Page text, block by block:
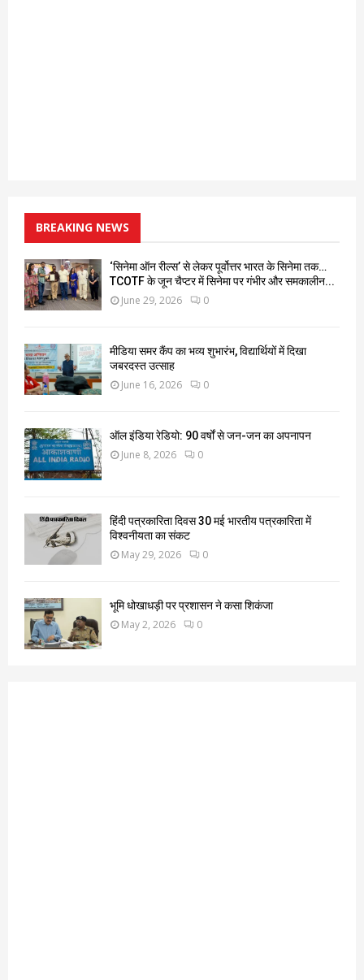
BREAKING NEWS
‘सिनेमा ऑन रील्स’ से लेकर पूर्वोत्तर भारत के सिनेमा तक…
TCOTF के जून चैप्टर में सिनेमा पर गंभीर और समकालीन...
June 29, 2026 0
मीडिया समर कैंप का भव्य शुभारंभ, विद्यार्थियों में दिखा
जबरदस्त उत्साह
June 16, 2026 0
ऑल इंडिया रेडियो: 90 वर्षों से जन-जन का अपनापन
June 8, 2026 0
हिंदी पत्रकारिता दिवस 30 मई भारतीय पत्रकारिता में
विश्वनीयता का संकट
May 29, 2026 0
भूमि धोखाधड़ी पर प्रशासन ने कसा शिकंजा
May 2, 2026 0